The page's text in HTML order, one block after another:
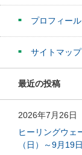
プロフィール
サイトマップ
最近の投稿
2026年7月26日
ヒーリングウェ
（日）～9月19